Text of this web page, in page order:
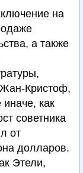
на
а также
Кристоф,
как
советника
от
долларов.
Этели,